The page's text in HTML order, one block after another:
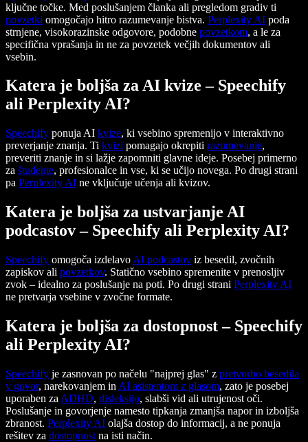
ključne točke. Med poslušanjem članka ali pregledom gradiv ti
povzetki omogočajo hitro razumevanje bistva. Perplexity AI poda
strnjene, visokorazinske odgovore, podobne povzetkom, a le za
specifična vprašanja in ne za povzetek večjih dokumentov ali
vsebin.
Katera je boljša za AI kvize – Speechify
ali Perplexity AI?
Speechify ponuja AI kvize, ki vsebino spremenijo v interaktivno
preverjanje znanja. Ti kvizi pomagajo okrepiti razumevanje,
preveriti znanje in si lažje zapomniti glavne ideje. Posebej primerno
za študente, profesionalce in vse, ki se učijo novega. Po drugi strani
pa Perplexity AI ne vključuje učenja ali kvizov.
Katera je boljša za ustvarjanje AI
podcastov – Speechify ali Perplexity AI?
Speechify omogoča izdelavo AI podcastov iz besedil, zvočnih
zapiskov ali povzetkov. Statično vsebino spremenite v prenosljiv
zvok – idealno za poslušanje na poti. Po drugi strani Perplexity AI
ne pretvarja vsebine v zvočne formate.
Katera je boljša za dostopnost – Speechify
ali Perplexity AI?
Speechify je zasnovan po načelu "najprej glas" z pretvorbo besedila
v govor, narekovanjem in AI asistentom z glasom, zato je posebej
uporaben za ADHD, disleksijo, slabši vid ali utrujenost oči.
Poslušanje in govorjenje namesto tipkanja zmanjša napor in izboljša
zbranost. Perplexity AI olajša dostop do informacij, a ne ponuja
rešitev za dostopnost na isti način.